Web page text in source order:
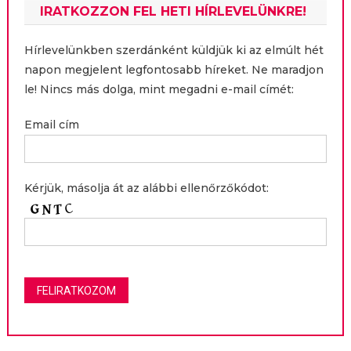
IRATKOZZON FEL HETI HÍRLEVELÜNKRE!
Hírlevelünkben szerdánként küldjük ki az elmúlt hét
napon megjelent legfontosabb híreket. Ne maradjon
le! Nincs más dolga, mint megadni e-mail címét:
Email cím
Kérjük, másolja át az alábbi ellenőrzőkódot: